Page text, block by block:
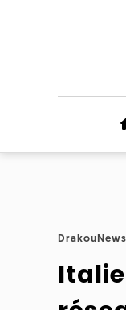
DrakouNews